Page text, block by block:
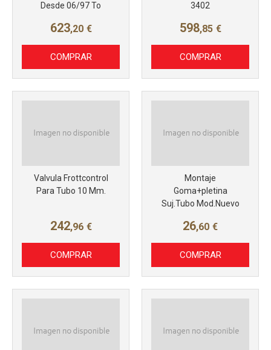
Desde 06/97 To
623,20 €
COMPRAR
3402
598,85 €
COMPRAR
Valvula Frottcontrol
Para Tubo 10 Mm.
242,96 €
COMPRAR
Montaje
Goma+pletina
Suj.Tubo Mod.Nuevo
26,60 €
COMPRAR